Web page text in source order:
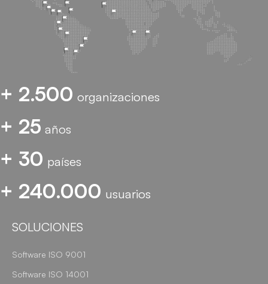
+ 2.500 organizaciones
+ 25 años
+ 30 países
+ 240.000 usuarios
SOLUCIONES
Software ISO 9001
Software ISO 14001